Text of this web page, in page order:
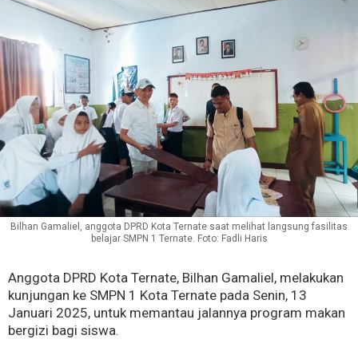
Bilhan Gamaliel, anggota DPRD Kota Ternate saat melihat langsung fasilitas
belajar SMPN 1 Ternate. Foto: Fadli Haris
Anggota DPRD Kota Ternate, Bilhan Gamaliel, melakukan
kunjungan ke SMPN 1 Kota Ternate pada Senin, 13
Januari 2025, untuk memantau jalannya program makan
bergizi bagi siswa.